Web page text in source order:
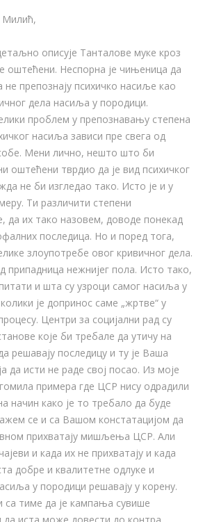
Милић,
описује Танталове муке кроз
оштећени. Неспорна је чињеница да
препознају психичко насиље као
дела насиља у породици.
проблем у препознавању степена
насиља зависи пре свега од
Мени лично, нешто што би
оштећени тврдио да је вид психичког
не би изгледао тако. Исто је и у
Ти различити степени
да их тако назовем, доводе понекад
последица. Но и поред тога,
злоупотребе овог кривичног дела.
припадница нежнијег пола. Исто тако,
и шта су узроци самог насиља у
је допринос саме „жртве“ у
Центри за социјални рад су
које би требале да утичу на
решавају последицу и ту је Ваша
да исти не раде свој посао. Из моје
примера где ЦСР нису одрадили
начин како је то требало да буде
се и са Вашом констатацијом да
прихватају мишљења ЦСР. Али
и када их не прихватају и када
добре и квалитетне одлуке и
у породици решавају у корену.
са тиме да је кампања сувише